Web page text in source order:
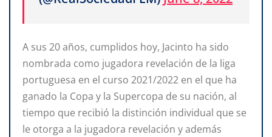
A sus 20 años, cumplidos hoy, Jacinto ha sido
nombrada como jugadora revelación de la liga
portuguesa en el curso 2021/2022 en el que ha
ganado la Copa y la Supercopa de su nación, al
tiempo que recibió la distinción individual que se
le otorga a la jugadora revelación y además